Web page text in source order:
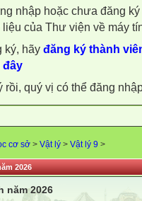
nhập hoặc chưa đăng
của Thư viện về máy
ký, hãy đăng ký thành
đây
rồi, quý vị có thể đăng
cơ sở > Vật lý > Vật lý 9 >
2026
năm 2026